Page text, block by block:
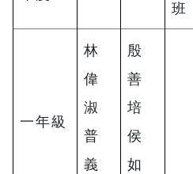
班
一年級
林
偉
淑
普
義
殷
善
培
侯
如